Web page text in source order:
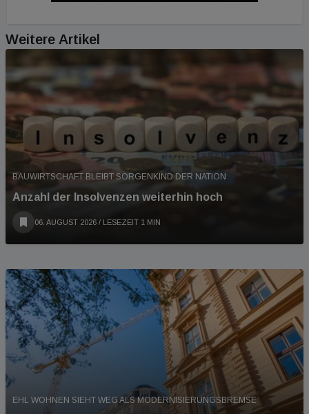
Weitere Artikel
BAUWIRTSCHAFT BLEIBT SORGENKIND DER NATION
Anzahl der Insolvenzen weiterhin hoch
06. AUGUST 2026 / LESEZEIT 1 MIN
EHL WOHNEN SIEHT WEG ALS MODERNISIERUNGSBREMSE